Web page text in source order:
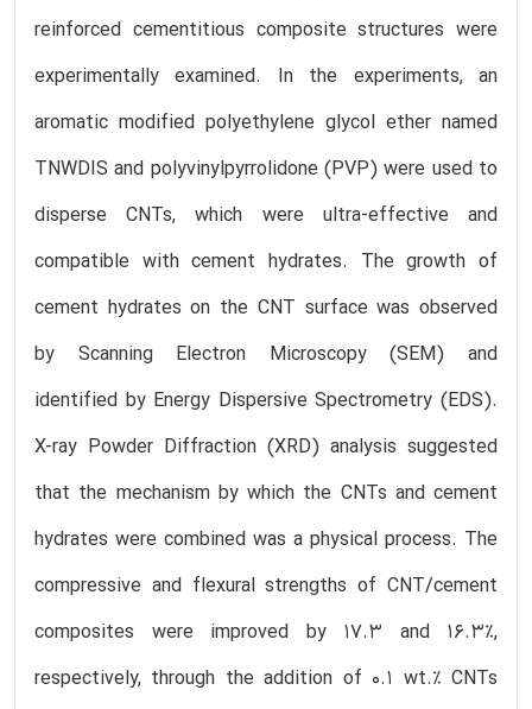
reinforced cementitious composite structures were
experimentally examined. In the experiments, an
aromatic modified polyethylene glycol ether named
TNWDIS and polyvinylpyrrolidone (PVP) were used to
disperse CNTs, which were ultra-effective and
compatible with cement hydrates. The growth of
cement hydrates on the CNT surface was observed
by Scanning Electron Microscopy (SEM) and
identified by Energy Dispersive Spectrometry (EDS).
X-ray Powder Diffraction (XRD) analysis suggested
that the mechanism by which the CNTs and cement
hydrates were combined was a physical process. The
compressive and flexural strengths of CNT/cement
composites were improved by 17.3 and 16.3%,
respectively, through the addition of 0.1 wt.% CNTs